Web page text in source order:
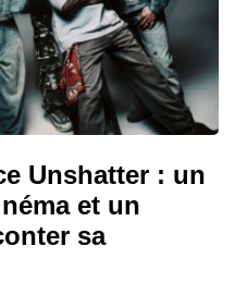
Unshatter : un
et un
sa